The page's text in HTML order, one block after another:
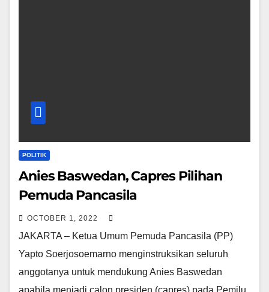
POLITIK
Anies Baswedan, Capres Pilihan
Pemuda Pancasila
OCTOBER 1, 2022
JAKARTA – Ketua Umum Pemuda Pancasila (PP)
Yapto Soerjosoemarno menginstruksikan seluruh
anggotanya untuk mendukung Anies Baswedan
apabila menjadi calon presiden (capres) pada Pemilu